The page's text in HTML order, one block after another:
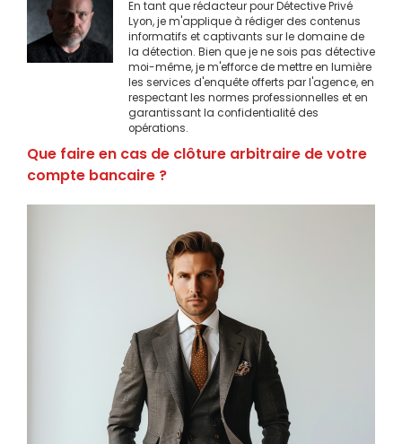
En tant que rédacteur pour Détective Privé
Lyon, je m'applique à rédiger des contenus
informatifs et captivants sur le domaine de
la détection. Bien que je ne sois pas détective
moi-même, je m'efforce de mettre en lumière
les services d'enquête offerts par l'agence, en
respectant les normes professionnelles et en
garantissant la confidentialité des
opérations.
Que faire en cas de clôture arbitraire de votre
compte bancaire ?